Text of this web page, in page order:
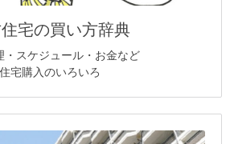
宅の買い方辞典
・スケジュール・お金など
住宅購入のいろいろ